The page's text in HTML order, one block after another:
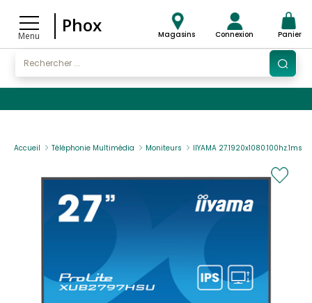
Menu
Phox Magasins Connexion Panier
Accueil Téléphonie Multimédia Moniteurs IIYAMA